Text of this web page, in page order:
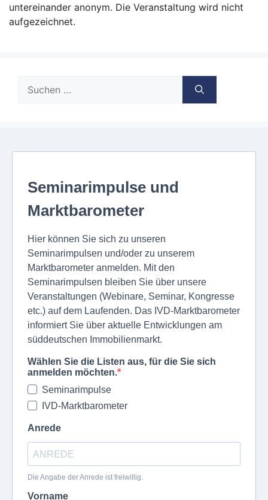
untereinander anonym. Die Veranstaltung wird nicht
aufgezeichnet.
nach: